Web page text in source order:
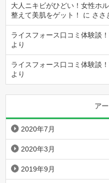
大人ニキビがひどい！女性ホ
整えて美肌をゲット！
に ささ
ライスフォース口コミ体験談
より
ライスフォース口コミ体験談
より
ア
2020年7月
2020年3月
2019年9月